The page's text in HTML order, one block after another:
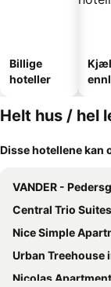
Billige
hoteller
Helt hus / hel
Disse hotellene kan
VANDER -
Central Trio Suites by
Nice Simple Apartment
Urban Treehouse
Nicolas Apartment 2 Nice And